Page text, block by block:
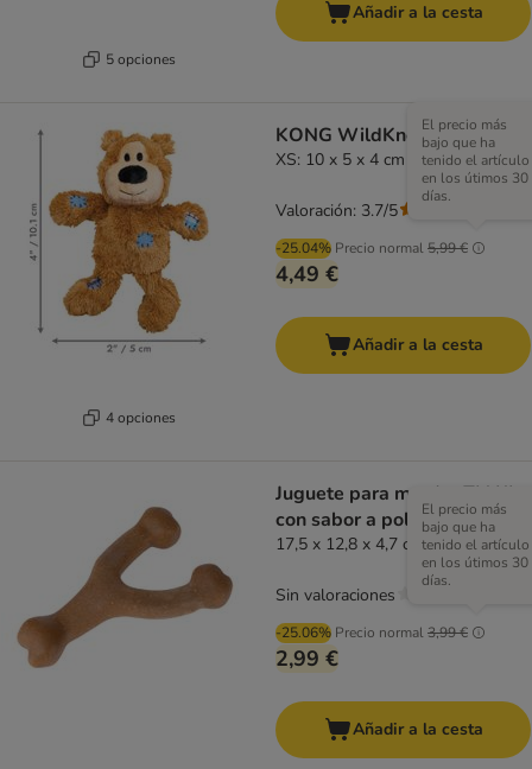
5 opciones
Añadir a la cesta
4 opciones
KONG WildKnots Bears
XS: 10 x 5 x 4 cm (L x An x Al)
-25.04% Precio normal5,99 €
El precio más
bajo que ha
tenido el artículo
en los útimos 30
días.
4,49 €
Valoración: 3.7/5
Añadir a la cesta
Juguete para morder TIAKI
con sabor a pollo
17,5 x 12,8 x 4,7 cm (L x An x Al)
-25.06% Precio normal3,99 €
El precio más
bajo que ha
tenido el artículo
en los útimos 30
días.
2,99 €
Sin valoraciones
Añadir a la cesta